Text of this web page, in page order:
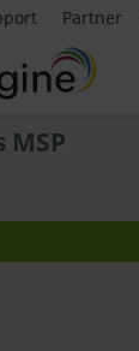
Partner
MSP